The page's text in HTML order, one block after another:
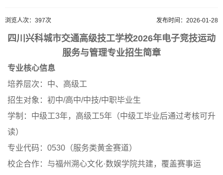
浏览人次：397次 发布时间：2026-01-28
四川兴科城市交通高级技工学校2026年电子竞技运动
服务与管理专业招生简章
专业核心信息
培养层次：中、高级工
招生对象：初中/高中/中技/中职毕业生
学制：中级工3年，高级工5年（中级工毕业后通过考核可升
读）
专业代码：0530（服务类黄金赛道）
校企合作：与福州溯心文化·数娱学院共建，覆盖赛事运